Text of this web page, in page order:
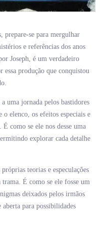
prepare-se para mergulhar
e referências dos anos
Joseph, é um verdadeiro
essa produção que conquistou
uma jornada pelos bastidores
o elenco, os efeitos especiais e
como se ele nos desse uma
explorar cada detalhe
teorias e especulações
É como se ele fosse um
deixados pelos irmãos
para possibilidades